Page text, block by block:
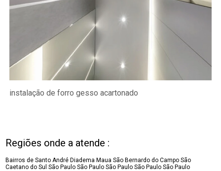
instalação de forro gesso acartonado
Regiões onde a atende :
Bairros de Santo André Diadema Maua São Bernardo do Campo São
Caetano do SulSão Paulo São Paulo São Paulo São Paulo São Paulo